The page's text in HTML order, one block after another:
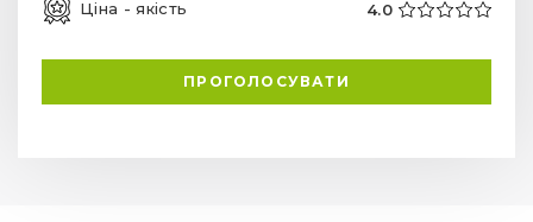
Ціна - якість 4.0
ПРОГОЛОСУВАТИ